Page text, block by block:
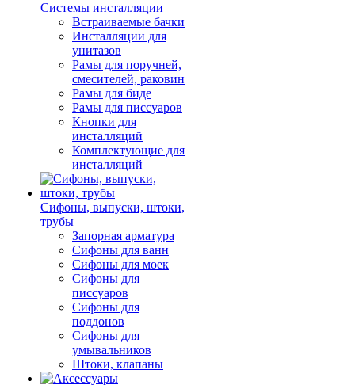
Системы инсталляции
Встраиваемые бачки
Инсталляции для
унитазов
Рамы для поручней,
смесителей, раковин
Рамы для биде
Рамы для писсуаров
Кнопки для
инсталляций
Комплектующие для
инсталляций
Сифоны, выпуски, штоки,
трубы
Запорная арматура
Сифоны для ванн
Сифоны для моек
Сифоны для
писсуаров
Сифоны для
поддонов
Сифоны для
умывальников
Штоки, клапаны